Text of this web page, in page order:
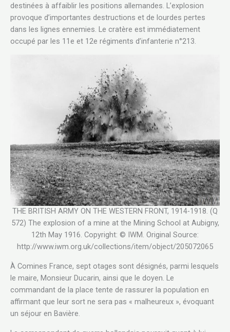
destinées à affaiblir les positions allemandes. L’explosion
provoque d’importantes destructions et de lourdes pertes
dans les lignes ennemies. Le cratère est immédiatement
occupé par les 11e et 12e régiments d’infanterie n°213.
THE BRITISH ARMY ON THE WESTERN FRONT, 1914-1918. (Q
572) The explosion of a mine at the Mining School at Aubigny,
12th May 1916. Copyright: © IWM. Original Source:
http://www.iwm.org.uk/collections/item/object/205072065
À Comines France, sept otages sont désignés, parmi lesquels
le maire, Monsieur Ducarin, ainsi que le doyen. Le
commandant de la place tente de rassurer la population en
affirmant que leur sort ne sera pas « malheureux », évoquant
un séjour en Bavière.